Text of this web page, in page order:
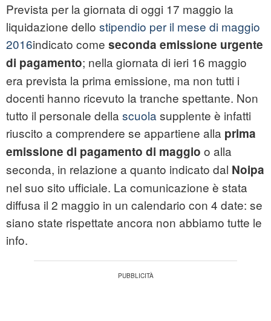
Prevista per la giornata di oggi 17 maggio la
liquidazione dello stipendio per il mese di maggio
2016indicato come seconda emissione urgente
di pagamento; nella giornata di ieri 16 maggio
era prevista la prima emissione, ma non tutti i
docenti hanno ricevuto la tranche spettante. Non
tutto il personale della scuola supplente è infatti
riuscito a comprendere se appartiene alla prima
emissione di pagamento di maggio o alla
seconda, in relazione a quanto indicato dal Noipa
nel suo sito ufficiale. La comunicazione è stata
diffusa il 2 maggio in un calendario con 4 date: se
siano state rispettate ancora non abbiamo tutte le
info.